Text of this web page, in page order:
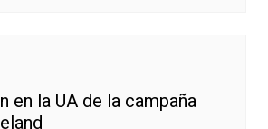
en la UA de la campaña